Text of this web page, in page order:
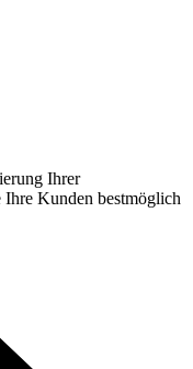
Ihrer
Kunden bestmöglich